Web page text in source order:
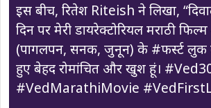
इस बीच, रितेश Riteish ने लिखा,
दिन पर मेरी डायरेक्टोरियल मराठी
(पागलपन, सनक, जुनून) के #फर्स्ट लुक
हुए बेहद रोमांचित और खुश हूं।
#VedMarathiMovie